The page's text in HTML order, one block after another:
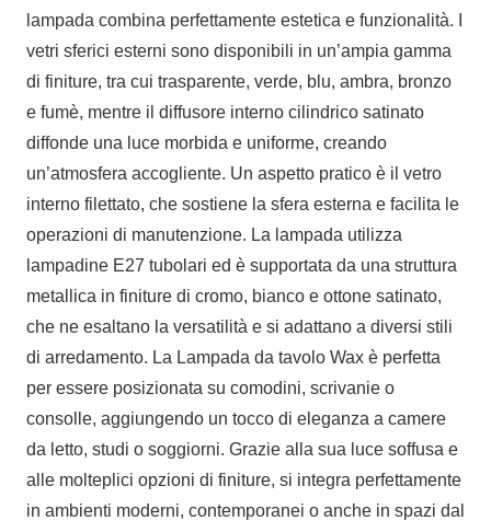
lampada combina perfettamente estetica e funzionalità. I
vetri sferici esterni sono disponibili in un’ampia gamma
di finiture, tra cui trasparente, verde, blu, ambra, bronzo
e fumè, mentre il diffusore interno cilindrico satinato
diffonde una luce morbida e uniforme, creando
un’atmosfera accogliente. Un aspetto pratico è il vetro
interno filettato, che sostiene la sfera esterna e facilita le
operazioni di manutenzione. La lampada utilizza
lampadine E27 tubolari ed è supportata da una struttura
metallica in finiture di cromo, bianco e ottone satinato,
che ne esaltano la versatilità e si adattano a diversi stili
di arredamento. La Lampada da tavolo Wax è perfetta
per essere posizionata su comodini, scrivanie o
consolle, aggiungendo un tocco di eleganza a camere
da letto, studi o soggiorni. Grazie alla sua luce soffusa e
alle molteplici opzioni di finiture, si integra perfettamente
in ambienti moderni, contemporanei o anche in spazi dal